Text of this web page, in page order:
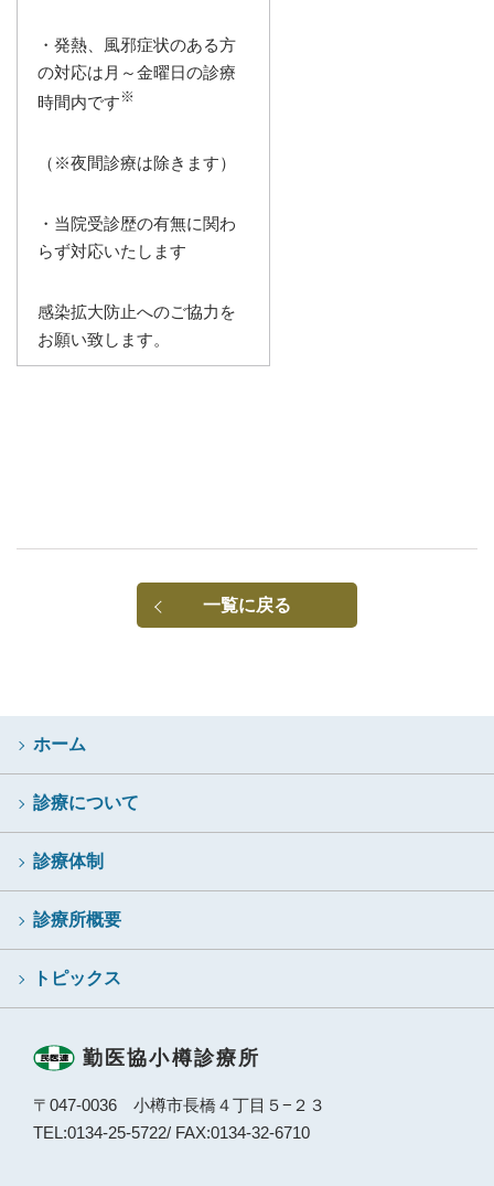
・発熱、風邪症状のある方
の対応は月～金曜日の診療
時間内です ※
（※夜間診療は除きます）
・当院受診歴の有無に関わ
らず対応いたします
感染拡大防止へのご協力を
お願い致します。
一覧に戻る
ホーム
診療について
診療体制
診療所概要
トピックス
勤医協小樽診療所
〒047-0036 小樽市長橋４丁目５−２３
TEL:0134-25-5722/ FAX:0134-32-6710